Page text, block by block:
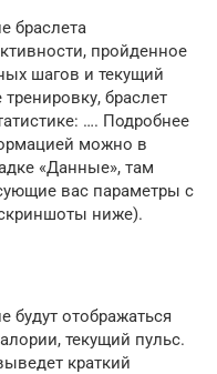
браслета
пройденное
шагов и текущий
браслет
…. Подробнее
можно в
«Данные», там
вас параметры с
ниже).
будут отображаться
текущий пульс.
краткий